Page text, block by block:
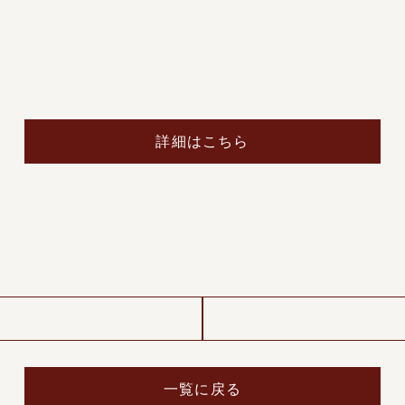
詳細はこちら
一覧に戻る